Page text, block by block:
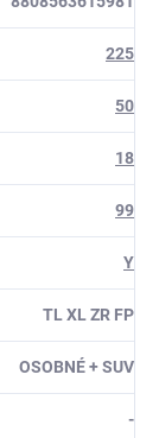
225
50
18
99
Y
TL XL ZR FP
OSOBNÉ + SUV
-